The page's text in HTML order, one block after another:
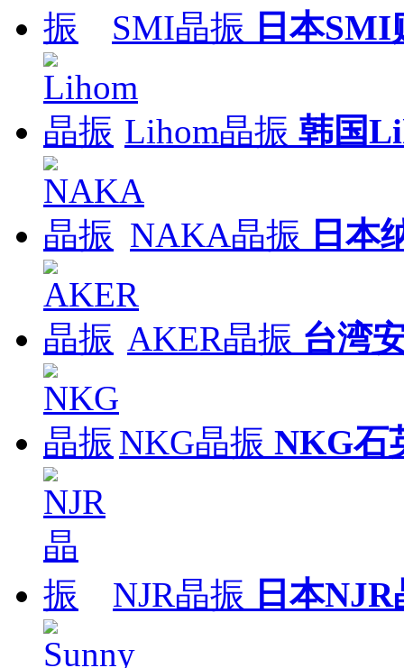
SMI晶振 日本SMI
Lihom晶振 韩国
NAKA晶振 日本
AKER晶振 台湾
NKG晶振 NKG石
NJR晶振 日本